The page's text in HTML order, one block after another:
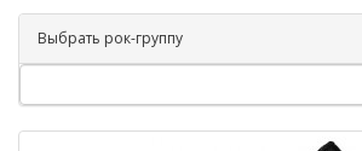
Выбрать рок-группу